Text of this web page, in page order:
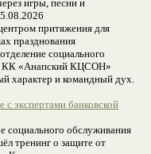
игры, песни и
притяжения для
празднования
социального
КК «Анапский КЦСОН»
характер и командный дух.
экспертами банковской
социального обслуживания
тренинг о защите от